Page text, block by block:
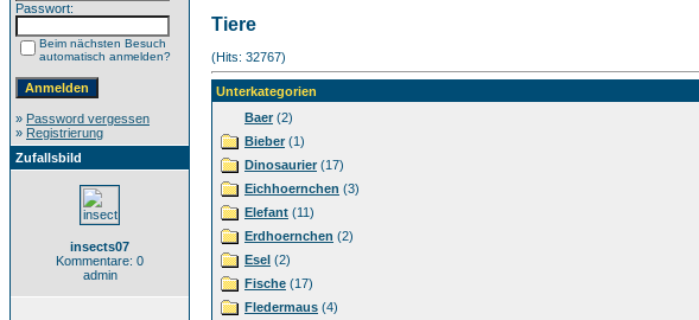
Passwort:
Beim nächsten Besuch
automatisch anmelden?
» Password vergessen
» Registrierung
Zufallsbild
insects07
Kommentare: 0
admin
Tiere
(Hits: 32767)
Unterkategorien
Baer(2)
Bieber(1)
Dinosaurier(17)
Eichhoernchen (3)
Elefant (11)
Erdhoernchen (2)
Esel (2)
Fische (17)
Fledermaus (4)